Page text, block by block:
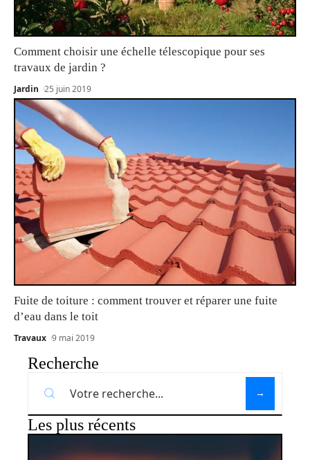
Comment choisir une échelle télescopique pour ses
travaux de jardin ?
Jardin 25 juin 2019
Fuite de toiture : comment trouver et réparer une fuite
d’eau dans le toit
Travaux 9 mai 2019
Recherche
Les plus récents